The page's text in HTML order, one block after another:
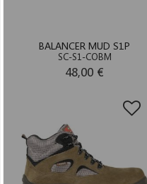
BALANCER MUD S1P
SC-S1-COBM
48,00 €